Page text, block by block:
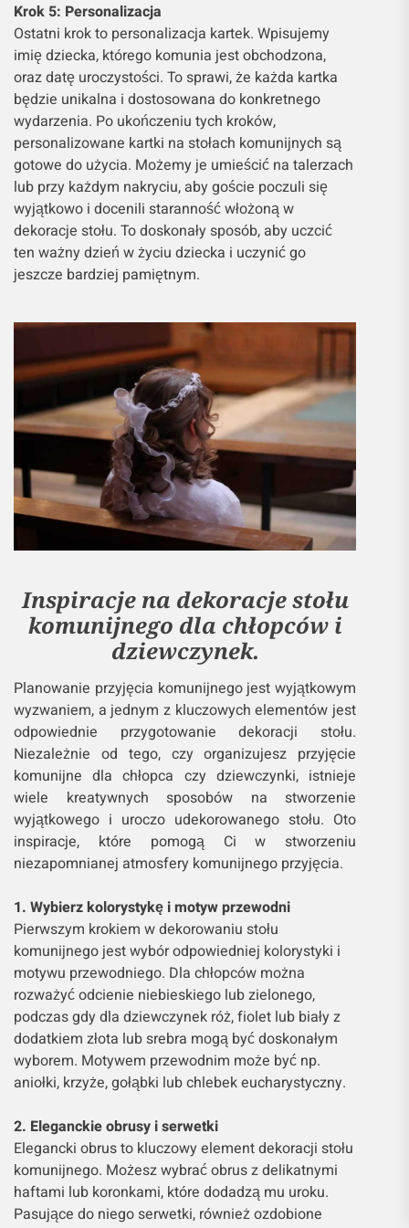
Krok 5: Personalizacja
Ostatni krok to personalizacja kartek. Wpisujemy
imię dziecka, którego komunia jest obchodzona,
oraz datę uroczystości. To sprawi, że każda kartka
będzie unikalna i dostosowana do konkretnego
wydarzenia. Po ukończeniu tych kroków,
personalizowane kartki na stołach komunijnych są
gotowe do użycia. Możemy je umieścić na talerzach
lub przy każdym nakryciu, aby goście poczuli się
wyjątkowo i docenili staranność włożoną w
dekoracje stołu. To doskonały sposób, aby uczcić
ten ważny dzień w życiu dziecka i uczynić go
jeszcze bardziej pamiętnym.
Inspiracje na dekoracje stołu
komunijnego dla chłopców i
dziewczynek.
Planowanie przyjęcia komunijnego jest wyjątkowym
wyzwaniem, a jednym z kluczowych elementów jest
odpowiednie przygotowanie dekoracji stołu.
Niezależnie od tego, czy organizujesz przyjęcie
komunijne dla chłopca czy dziewczynki, istnieje
wiele kreatywnych sposobów na stworzenie
wyjątkowego i uroczo udekorowanego stołu. Oto
inspiracje, które pomogą Ci w stworzeniu
niezapomnianej atmosfery komunijnego przyjęcia.
1. Wybierz kolorystykę i motyw przewodni
Pierwszym krokiem w dekorowaniu stołu
komunijnego jest wybór odpowiedniej kolorystyki i
motywu przewodniego. Dla chłopców można
rozważyć odcienie niebieskiego lub zielonego,
podczas gdy dla dziewczynek róż, fiolet lub biały z
dodatkiem złota lub srebra mogą być doskonałym
wyborem. Motywem przewodnim może być np.
aniołki, krzyże, gołąbki lub chlebek eucharystyczny.
2. Eleganckie obrusy i serwetki
Elegancki obrus to kluczowy element dekoracji stołu
komunijnego. Możesz wybrać obrus z delikatnymi
haftami lub koronkami, które dodadzą mu uroku.
Pasujące do niego serwetki, również ozdobione